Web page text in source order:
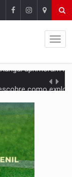
como explodir asteroide com
na traseira de
com frango virou o meu
podem começar com pouco dinheiro e
dimensão continental e posição